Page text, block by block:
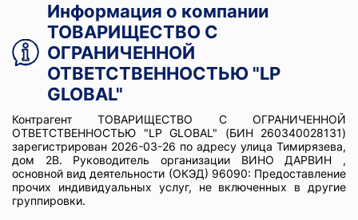
Информация о компании
ТОВАРИЩЕСТВО С
ОГРАНИЧЕННОЙ
ОТВЕТСТВЕННОСТЬЮ "LP
GLOBAL"
Контрагент ТОВАРИЩЕСТВО С ОГРАНИЧЕННОЙ
ОТВЕТСТВЕННОСТЬЮ "LP GLOBAL" (БИН 260340028131)
зарегистрирован 2026-03-26 по адресу улица Тимирязева,
дом 2В. Руководитель организации ВИНО ДАРВИН ,
основной вид деятельности (ОКЭД) 96090: Предоставление
прочих индивидуальных услуг, не включенных в другие
группировки.